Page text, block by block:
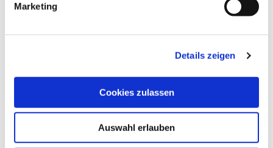
Marketing
Details zeigen
Cookies zulassen
Auswahl erlauben
Gutshof
14827 Wiesenburg/Mark / Schmerwitz
Öffnungszeiten